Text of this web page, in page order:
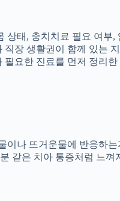
태, 충치치료 필요 여부,
장 생활권이 함께 있는
요한 진료를 먼저 정리
이나 뜨거운물에 반응하
같은 치아 통증처럼 느껴